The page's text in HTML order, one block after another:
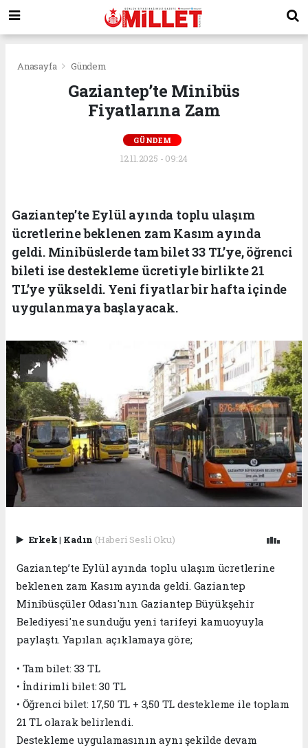
Anasayfa Gündem
Gaziantep’te Minibüs
Fiyatlarına Zam
GÜNDEM
12.11.2025 - 09:24
Gaziantep’te Eylül ayında toplu ulaşım
ücretlerine beklenen zam Kasım ayında
geldi. Minibüslerde tam bilet 33 TL’ye, öğrenci
bileti ise destekleme ücretiyle birlikte 21
TL’ye yükseldi. Yeni fiyatlar bir hafta içinde
uygulanmaya başlayacak.
Erkek| Kadın (Haberi Sesli Oku)
Gaziantep’te Eylül ayında toplu ulaşım ücretlerine
beklenen zam Kasım ayında geldi. Gaziantep
Minibüsçüler Odası'nın Gaziantep Büyükşehir
Belediyesi'ne sunduğu yeni tarifeyi kamuoyuyla
paylaştı. Yapılan açıklamaya göre;
• Tam bilet: 33 TL
• İndirimli bilet: 30 TL
• Öğrenci bilet: 17,50 TL + 3,50 TL destekleme ile toplam
21 TL olarak belirlendi.
Destekleme uygulamasının aynı şekilde devam